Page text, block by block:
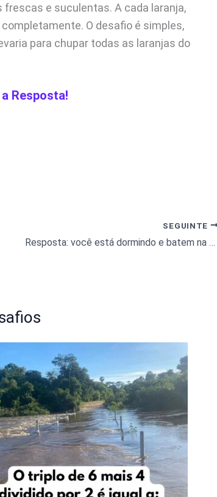
e suculentas. A cada laranja,
O desafio é simples,
para chupar todas as laranjas do
Resposta!
SEGUINTE
Resposta: você está dormindo e batem na porta. Te trouxeram biscoitos e iogurte. O que você faz primeiro?